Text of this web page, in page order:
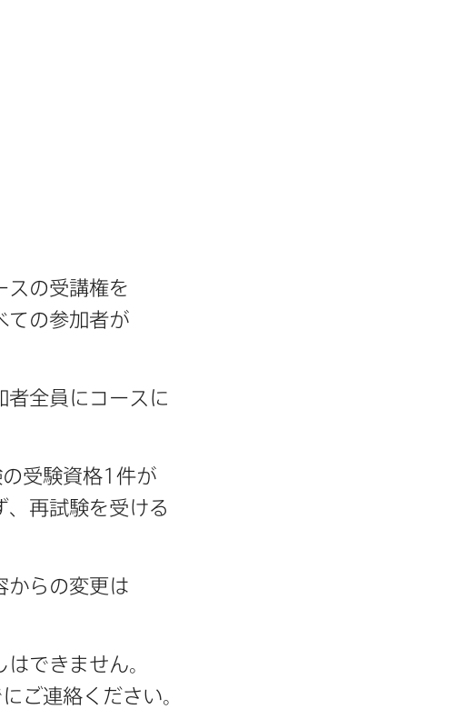
スの​受講権を​
ての​参加者が​
者全員に​コースに​
受験資格1 件が​
、​再試験を​受ける​
からの​変更は​
できません。​
ご連絡ください。​